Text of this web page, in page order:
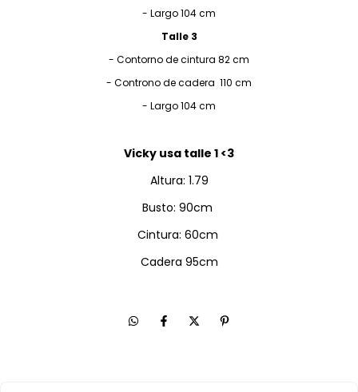
- Largo 104 cm
Talle 3
- Contorno de cintura 82 cm
- Controno de cadera 110 cm
- Largo 104 cm
Vicky usa talle 1 <3
Altura: 1.79
Busto: 90cm
Cintura: 60cm
Cadera 95cm